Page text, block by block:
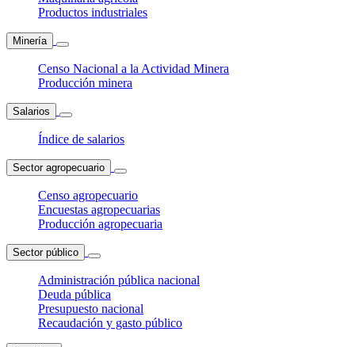
Productos industriales
Minería
Censo Nacional a la Actividad Minera
Producción minera
Salarios
Índice de salarios
Sector agropecuario
Censo agropecuario
Encuestas agropecuarias
Producción agropecuaria
Sector público
Administración pública nacional
Deuda pública
Presupuesto nacional
Recaudación y gasto público